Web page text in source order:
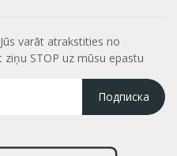
varāt atrakstities no
STOP uz mūsu epastu
Подписка